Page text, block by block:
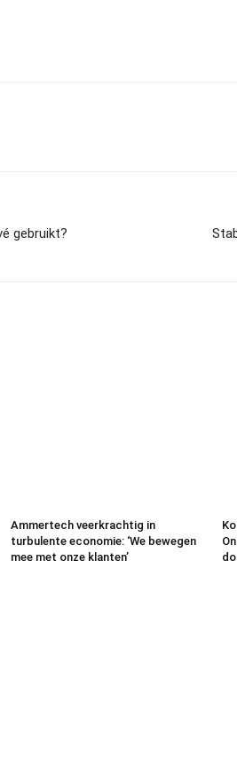
gebruikt?
Ammertech veerkrachtig in
turbulente economie: ‘We bewegen
mee met onze klanten’